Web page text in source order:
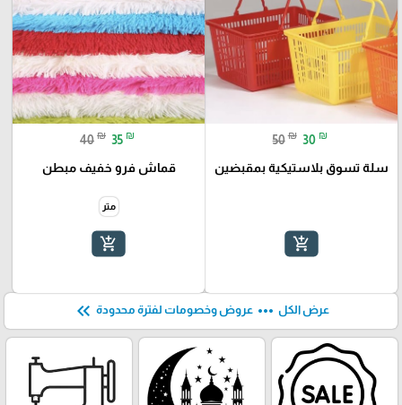
50 ₪ 30 ₪
سلة تسوق بلاستيكية بمقبضين
add_shopping_cart
40 ₪ 35 ₪
قماش فرو خفيف مبطن
متر
add_shopping_cart
عرض الكل more_horiz عروض وخصومات لفترة محدودة keyboard_double_arrow_left